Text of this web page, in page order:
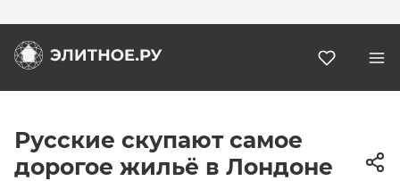
Русские скупают самое
дорогое жильё в Лондоне